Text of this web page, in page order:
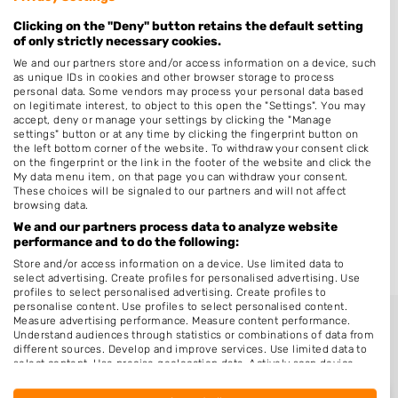
Zeijerveen
Ter Aard
Eleveld
Rhee
Balloo
Nijlande
Eldersloo
Geelbroek
Ekehaar
Clicking on the "Deny" button retains the default setting
of only strictly necessary cookies.
We and our partners store and/or access information on a device, such
as unique IDs in cookies and other browser storage to process
personal data. Some vendors may process your personal data based
on legitimate interest, to object to this open the "Settings". You may
accept, deny or manage your settings by clicking the "Manage
settings" button or at any time by clicking the fingerprint button on
the left bottom corner of the website. To withdraw your consent click
on the fingerprint or the link in the footer of the website and click the
My data menu item, on that page you can withdraw your consent.
These choices will be signaled to our partners and will not affect
browsing data.
We and our partners process data to analyze website
performance and to do the following:
Store and/or access information on a device. Use limited data to
select advertising. Create profiles for personalised advertising. Use
profiles to select personalised advertising. Create profiles to
personalise content. Use profiles to select personalised content.
Measure advertising performance. Measure content performance.
Understand audiences through statistics or combinations of data from
different sources. Develop and improve services. Use limited data to
select content. Use precise geolocation data. Actively scan device
Data may be shared outside of the European Union and send to the